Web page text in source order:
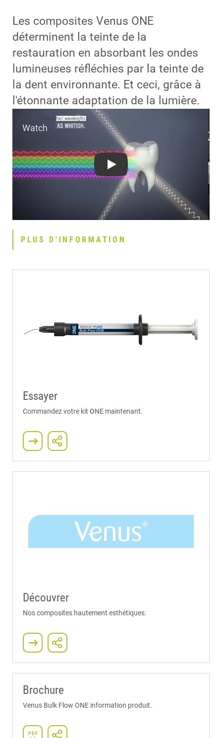
Les composites Venus ONE
déterminent la teinte de la
restauration en absorbant les ondes
lumineuses réfléchies par la teinte de
la dent environnante. Et ceci, grâce à
l'étonnante adaptation de la lumière.
Play
PLUS D'INFORMATION
Essayer
Commandez votre kit ONE maintenant.
Découvrer
Nos composites hautement esthétiques.
Brochure
Venus Bulk Flow ONE information produit.
PDF